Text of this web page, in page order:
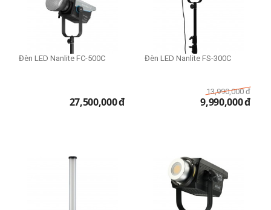
Đèn LED Nanlite FC-500C
27,500,000đ
Đèn LED Nanlite FS-300C
13,990,000 đ
9,990,000đ